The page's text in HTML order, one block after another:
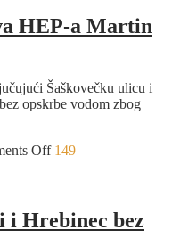
Stanari
ulice
bez
vode
sati
HEP-a Martin
Šaškovečku ulicu i
opskrbe vodom zbog
Offon
HEP-
a
149
Hrebinec bez